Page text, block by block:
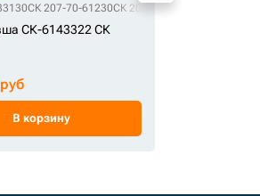
СК 207-70-61230СК 207-70-73210
СК-6143322 СК
В корзину